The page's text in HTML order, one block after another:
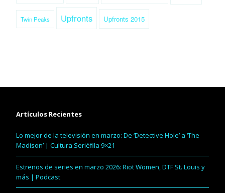
Twin Peaks Upfronts Upfronts 2015
Artículos Recientes
Lo mejor de la televisión en marzo: De ‘Detective Hole’ a ‘The
Madison’ | Cultura Seriéfila 9×21
Estrenos de series en marzo 2026: Riot Women, DTF St. Louis y
más | Podcast